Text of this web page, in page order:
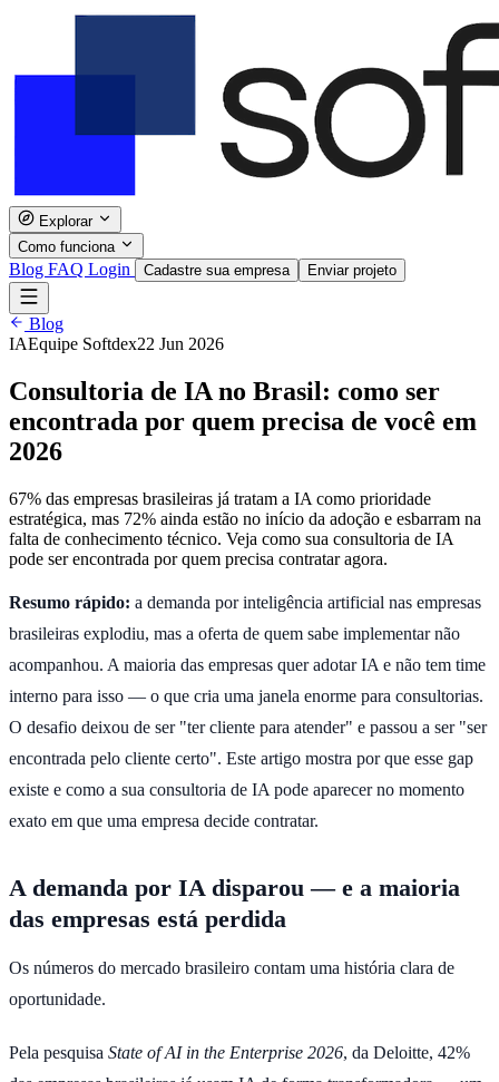
Explorar
Como funciona
Blog FAQ Login Cadastre sua empresa Enviar projeto
Blog
IAEquipe Softdex22 Jun 2026
Consultoria de IA no Brasil: como ser
encontrada por quem precisa de você em
2026
67% das empresas brasileiras já tratam a IA como prioridade
estratégica, mas 72% ainda estão no início da adoção e esbarram na
falta de conhecimento técnico. Veja como sua consultoria de IA
pode ser encontrada por quem precisa contratar agora.
Resumo rápido: a demanda por inteligência artificial nas empresas
brasileiras explodiu, mas a oferta de quem sabe implementar não
acompanhou. A maioria das empresas quer adotar IA e não tem time
interno para isso — o que cria uma janela enorme para consultorias.
O desafio deixou de ser "ter cliente para atender" e passou a ser "ser
encontrada pelo cliente certo". Este artigo mostra por que esse gap
existe e como a sua consultoria de IA pode aparecer no momento
exato em que uma empresa decide contratar.
A demanda por IA disparou — e a maioria
das empresas está perdida
Os números do mercado brasileiro contam uma história clara de
oportunidade.
Pela pesquisa State of AI in the Enterprise 2026, da Deloitte, 42%